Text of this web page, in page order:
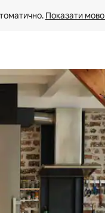
Показати